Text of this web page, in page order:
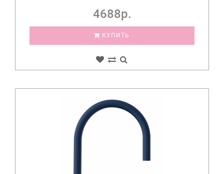
4688р.
КУПИТЬ